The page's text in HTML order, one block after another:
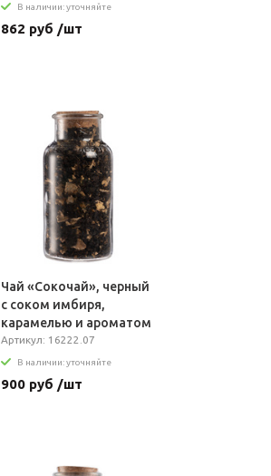
В наличии: уточняйте
862 руб /шт
Чай «Сокочай», черный
с соком имбиря,
карамелью и ароматом
грецкого ореха
Артикул: 16222.07
В наличии: уточняйте
900 руб /шт